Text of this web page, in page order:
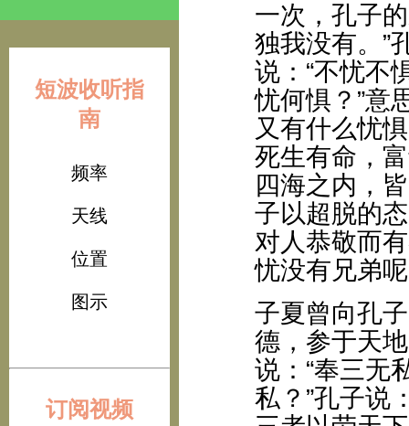
短波收听指
南
频率
天线
位置
图示
订阅视频
一次，孔子
独我没有。”
说：“不忧不
忧何惧？”意
又有什么忧
死生有命，
四海之内，
子以超脱的
对人恭敬而
忧没有兄弟
子夏曾向孔
德，参于天
说：“奉三无
私？”孔子说